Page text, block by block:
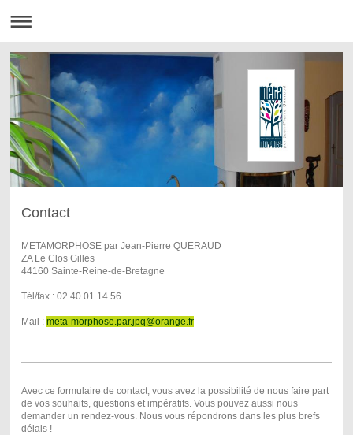
Contact
METAMORPHOSE par Jean-Pierre QUERAUD
ZA Le Clos Gilles
44160 Sainte-Reine-de-Bretagne
Tél/fax : 02 40 01 14 56
Mail : meta-morphose.par.jpq@orange.fr
Avec ce formulaire de contact, vous avez la possibilité de nous faire part
de vos souhaits, questions et impératifs. Vous pouvez aussi nous
demander un rendez-vous. Nous vous répondrons dans les plus brefs
délais !